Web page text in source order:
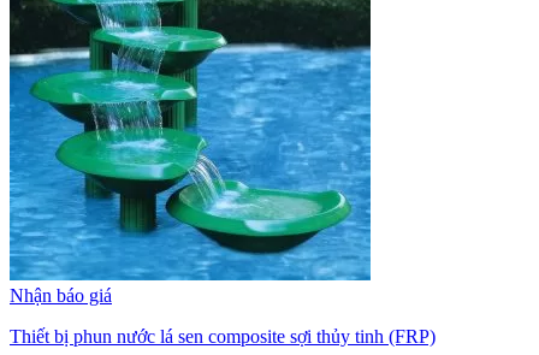
Nhận báo giá
Thiết bị phun nước lá sen composite sợi thủy tinh (FRP)